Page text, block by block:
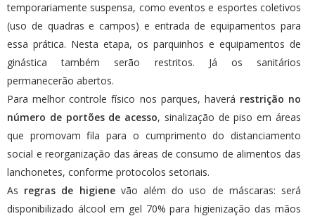
temporariamente suspensa, como eventos e esportes coletivos
(uso de quadras e campos) e entrada de equipamentos para
essa prática. Nesta etapa, os parquinhos e equipamentos de
ginástica também serão restritos. Já os sanitários
permanecerão abertos.
Para melhor controle físico nos parques, haverá restrição no
número de portões de acesso, sinalização de piso em áreas
que promovam fila para o cumprimento do distanciamento
social e reorganização das áreas de consumo de alimentos das
lanchonetes, conforme protocolos setoriais.
As regras de higienevão além do uso de máscaras: será
disponibilizado álcool em gel 70% para higienização das mãos